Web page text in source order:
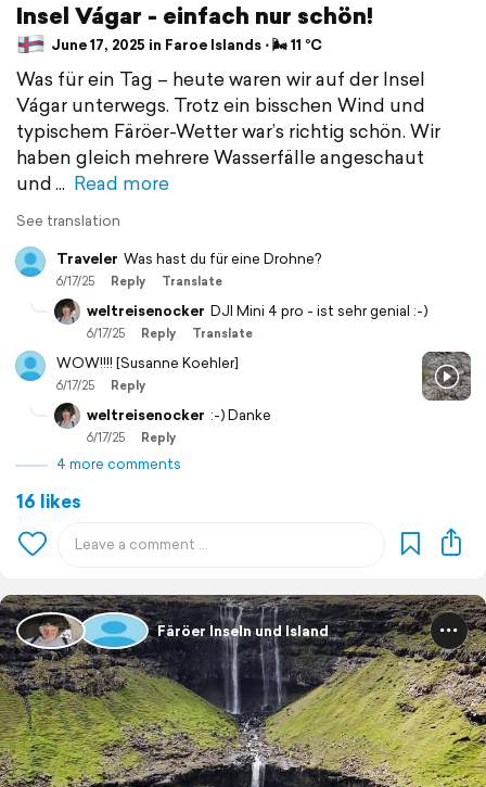
Insel Vágar - einfach nur schön!
June 17, 2025 in Faroe Islands ⋅ 🌬 11 °C
Was für ein Tag – heute waren wir auf der Insel
Vágar unterwegs. Trotz ein bisschen Wind und
typischem Färöer-Wetter war’s richtig schön. Wir
haben gleich mehrere Wasserfälle angeschaut
und
Read more
See translation
Traveler Was hast du für eine Drohne?
6/17/25 Reply Translate
weltreisenocker DJI Mini 4 pro - ist sehr genial :-)
6/17/25 Reply Translate
WOW!!!! [Susanne Koehler]
6/17/25 Reply
weltreisenocker :-) Danke
6/17/25 Reply
4 more comments
16 likes
Färöer Inseln und Island